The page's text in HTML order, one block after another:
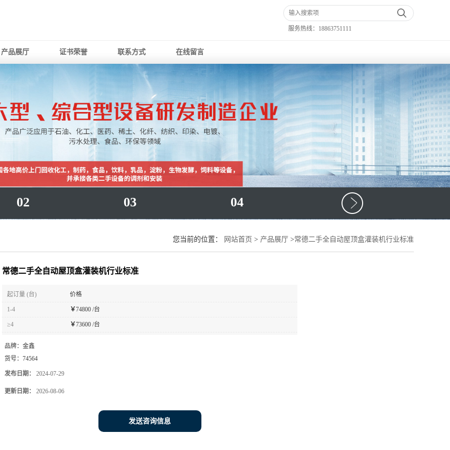
服务热线： 18863751111
产品展厅 证书荣誉 联系方式 在线留言
02 03 04
您当前的位置： 网站首页 > 产品展厅 >常德二手全自动屋顶盒灌装机行业标准
常德二手全自动屋顶盒灌装机行业标准
起订量 (台) 价格
1-4 ￥74800 /台
≥4 ￥73600 /台
品牌： 金鑫
货号： 74564
发布日期： 2024-07-29
更新日期： 2026-08-06
发送咨询信息